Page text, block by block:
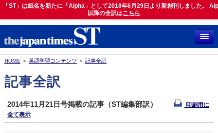
「ST」は紙名を新たに「Alpha」として2018年6月29日より新創刊しました。
以降の全訳はこちら
「ST」は紙名を新たに「Alpha」として2018年6月29日より新創刊しました。
以降の全訳はこちら
HOME＞ 英語学習コンテンツ ＞ 記事全訳
記事全訳
2014年11月21日号掲載の記事（ST編集部訳）
印刷用に
全て表示